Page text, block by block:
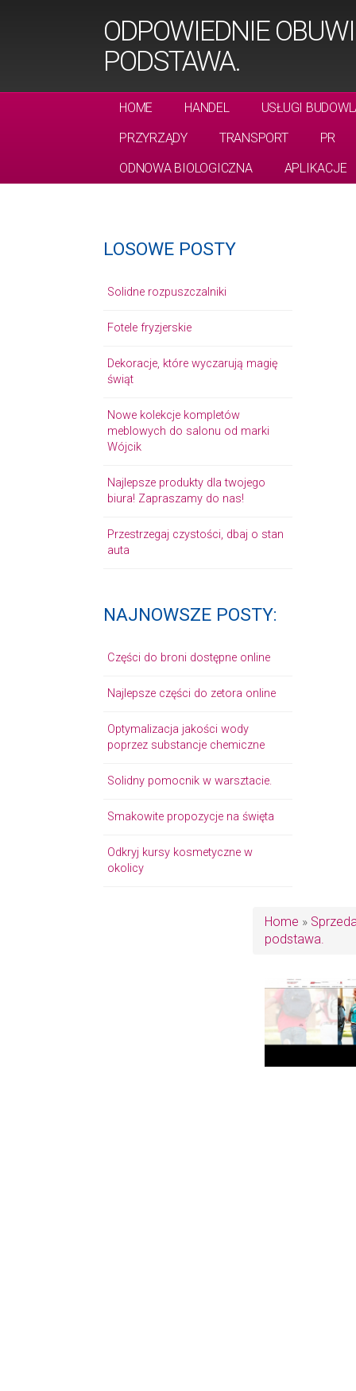
ODPOWIEDNIE
PODSTAWA.
HOME HANDEL
USŁUGI
PRZYRZĄDY
TRANSPORT
PR
ODNOWA BIOLOGICZNA
APLIKACJE
LOSOWE POSTY
Solidne rozpuszczalniki
Fotele fryzjerskie
Dekoracje, które wyczarują magię
świąt
Nowe kolekcje kompletów
meblowych do salonu od marki
Wójcik
Najlepsze produkty dla twojego
biura! Zapraszamy do nas!
Przestrzegaj czystości, dbaj o stan
auta
NAJNOWSZE POSTY:
Części do broni dostępne online
Najlepsze części do zetora online
Optymalizacja jakości wody
poprzez substancje chemiczne
Solidny pomocnik w warsztacie.
Smakowite propozycje na święta
Odkryj kursy kosmetyczne w
okolicy
Home »
podstawa.